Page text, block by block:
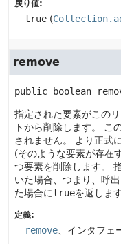
戻り値:
true (
remove
public boolean
指定された要素がこの
トから削除します。
こ
されません。
より正式
(そのような要素が存在
つ要素を削除します。
いた場合、つまり、呼
た場合にtrueを返します
定義:
remove 、インタフェ